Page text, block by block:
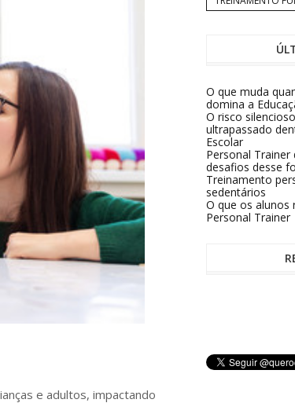
e adultos, impactando
O que muda
domina a
O risco
ultrapassado
Escolar
Personal Trainer
desafios desse
Treinamento
sedentários
O que os alunos
Personal Trainer